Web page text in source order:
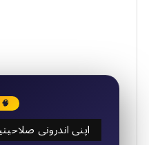
اپنی اندرونی